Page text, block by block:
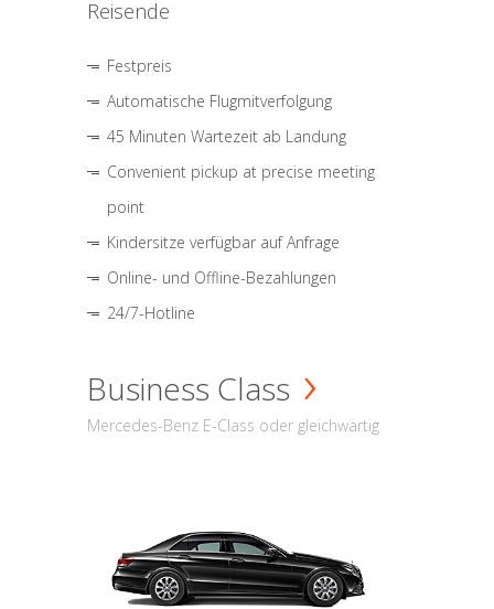
Reisende
Festpreis
Automatische Flugmitverfolgung
45 Minuten Wartezeit ab Landung
Convenient pickup at precise meeting
point
Kindersitze verfügbar auf Anfrage
Online- und Offline-Bezahlungen
24/7-Hotline
Business Class
Mercedes-Benz E-Class oder gleichwärtig